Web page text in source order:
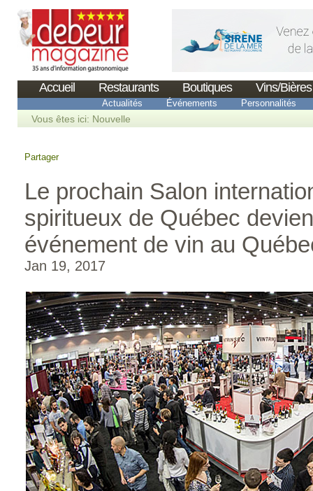
Accueil Restaurants Boutiques Vins/Bières
Actualités Événements Personnalités
Vous êtes ici: Nouvelle
Partager
Le prochain Salon
spiritueux de Québec
événement de vin au
Jan 19, 2017